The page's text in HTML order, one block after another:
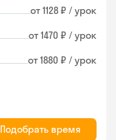
от 1128 ₽ / урок
от 1470 ₽ / урок
от 1880 ₽ / урок
Подобрать время